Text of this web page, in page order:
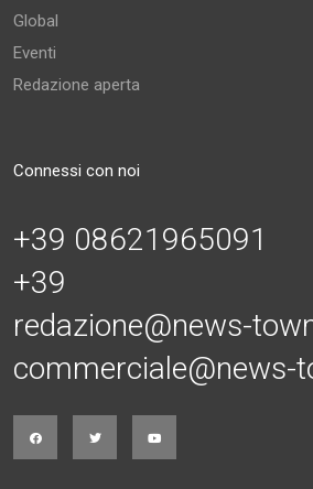
Global
Eventi
Redazione aperta
Connessi con noi
+39 08621965091
+39
redazione@news-
commerciale@news-